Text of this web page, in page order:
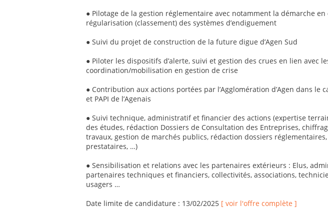
● Pilotage de la gestion réglementaire avec notamment la démarche en
régularisation (classement) des systèmes d’endiguement
● Suivi du projet de construction de la future digue d’Agen Sud
● Piloter les dispositifs d’alerte, suivi et gestion des crues en lien avec
coordination/mobilisation en gestion de crise
● Contribution aux actions portées par l’Agglomération d’Agen dans le
et PAPI de l’Agenais
● Suivi technique, administratif et financier des actions (expertise
des études, rédaction Dossiers de Consultation des Entreprises,
travaux, gestion de marchés publics, rédaction dossiers
prestataires, …)
● Sensibilisation et relations avec les partenaires extérieurs : Elus,
partenaires techniques et financiers, collectivités, associations,
usagers …
Date limite de candidature : 13/02/2025 [ voir l'offre complète ]